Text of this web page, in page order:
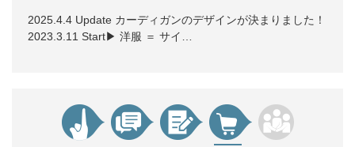
2025.4.4 Update カーディガンのデザインが決まりました！
2023.3.11 Start▶ 洋服 ＝ サイ…